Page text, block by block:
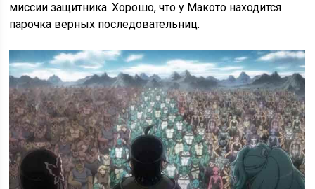
миссии защитника. Хорошо, что у Макото находится
парочка верных последовательниц.